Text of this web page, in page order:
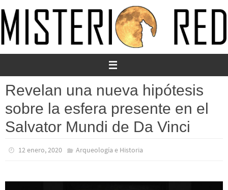
al
contenido
Revelan una nueva hipótesis
sobre la esfera presente en el
Salvator Mundi de Da Vinci
12 enero, 2020 Arqueología e Historia